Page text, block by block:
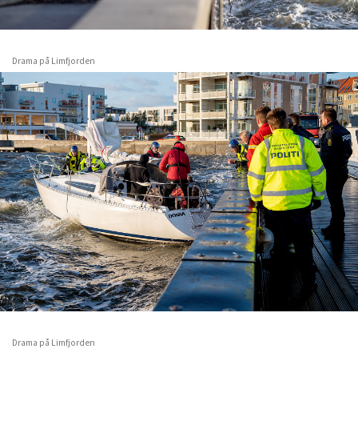
Drama på Limfjorden
Drama på Limfjorden